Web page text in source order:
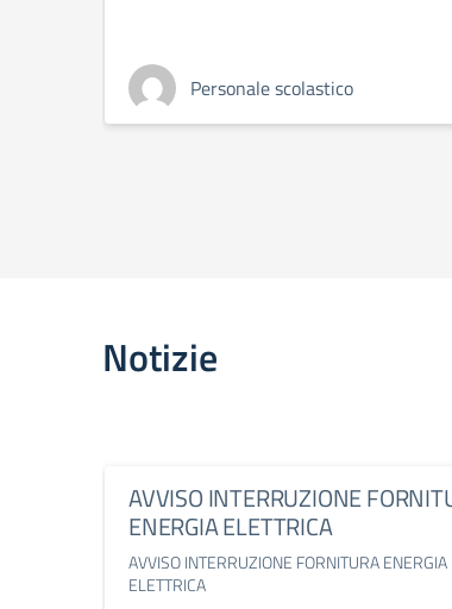
Personale scolastico
Notizie
AVVISO INTERRUZIONE
ENERGIA ELETTRICA
AVVISO INTERRUZIONE FORNITURA ENERGIA
ELETTRICA